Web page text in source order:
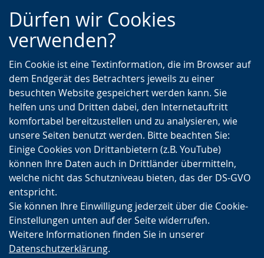
Zur
Hauptnavigation
Zur
Seitennavigation
Zum
Inhalt
Dürfen wir Cookies
verwenden?
Ein Cookie ist eine Textinformation, die im Browser auf
dem Endgerät des Betrachters jeweils zu einer
besuchten Website gespeichert werden kann. Sie
helfen uns und Dritten dabei, den Internetauftritt
komfortabel bereitzustellen und zu analysieren, wie
unsere Seiten benutzt werden. Bitte beachten Sie:
Einige Cookies von Drittanbietern (z.B. YouTube)
können Ihre Daten auch in Drittländer übermitteln,
welche nicht das Schutzniveau bieten, das der DS-GVO
entspricht.
Sie können Ihre Einwilligung jederzeit über die Cookie-
Einstellungen unten auf der Seite widerrufen.
Weitere Informationen finden Sie in unserer
Datenschutzerklärung.